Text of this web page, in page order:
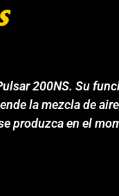
200NS. Su
la mezcla de
produzca en el